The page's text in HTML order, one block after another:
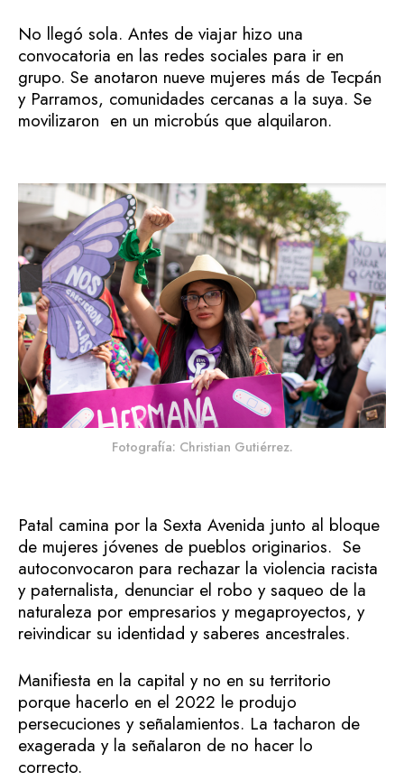
No llegó sola. Antes de viajar hizo una
convocatoria en las redes sociales para ir en
grupo. Se anotaron nueve mujeres más de Tecpán
y Parramos, comunidades cercanas a la suya. Se
movilizaron en un microbús que alquilaron.
Fotografía: Christian Gutiérrez.
Patal camina por la Sexta Avenida junto al bloque
de mujeres jóvenes de pueblos originarios. Se
autoconvocaron para rechazar la violencia racista
y paternalista, denunciar el robo y saqueo de la
naturaleza por empresarios y megaproyectos, y
reivindicar su identidad y saberes ancestrales.
Manifiesta en la capital y no en su territorio
porque hacerlo en el 2022 le produjo
persecuciones y señalamientos. La tacharon de
exagerada y la señalaron de no hacer lo
correcto.